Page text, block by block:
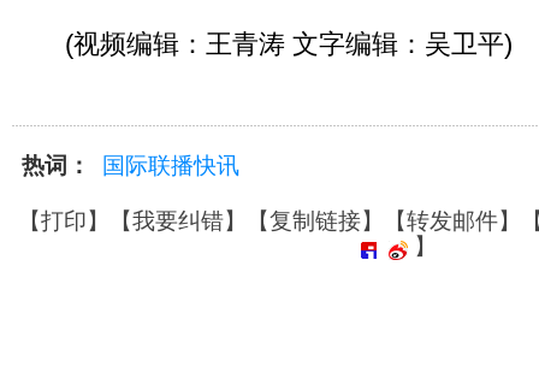
(视频编辑：王青涛 文字编辑：吴卫平)
热词： 国际联播快讯
【打印】【我要纠错】【复制链接】【转发邮件】
】